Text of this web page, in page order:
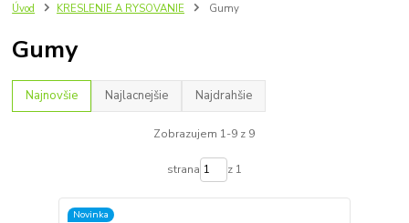
Úvod KRESLENIE A RYSOVANIE Gumy
Gumy
Najnovšie Najlacnejšie Najdrahšie
Zobrazujem 1-9 z 9
strana z 1
Novinka